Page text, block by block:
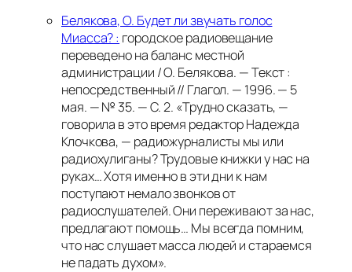
Белякова, О. Будет ли звучать голос
Миасса? : городское радиовещание
переведено на баланс местной
администрации / О. Белякова. — Текст :
непосредственный // Глагол. — 1996. — 5
мая. — № 35. — С. 2. «Трудно сказать, —
говорила в это время редактор Надежда
Клочкова, — радиожурналисты мы или
радиохулиганы? Трудовые книжки у нас на
руках… Хотя именно в эти дни к нам
поступают немало звонков от
радиослушателей. Они переживают за нас,
предлагают помощь… Мы всегда помним,
что нас слушает масса людей и стараемся
не падать духом».